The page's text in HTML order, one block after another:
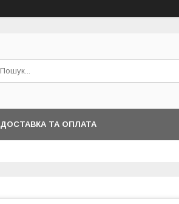
ДОСТАВКА ТА ОПЛАТА